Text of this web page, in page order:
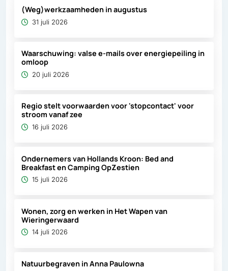
(Weg)werkzaamheden in augustus
31 juli 2026
Waarschuwing: valse e-mails over energiepeiling in
omloop
20 juli 2026
Regio stelt voorwaarden voor 'stopcontact' voor
stroom vanaf zee
16 juli 2026
Ondernemers van Hollands Kroon: Bed and
Breakfast en Camping OpZestien
15 juli 2026
Wonen, zorg en werken in Het Wapen van
Wieringerwaard
14 juli 2026
Natuurbegraven in Anna Paulowna